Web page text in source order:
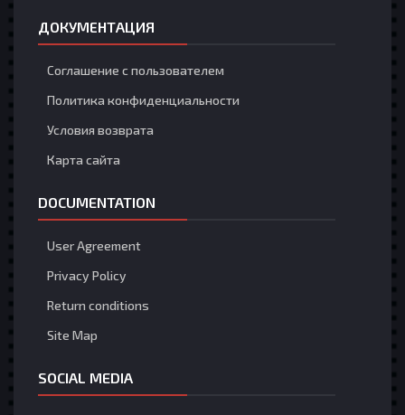
ДОКУМЕНТАЦИЯ
Соглашение с пользователем
Политика конфиденциальности
Условия возврата
Карта сайта
DOCUMENTATION
User Agreement
Privacy Policy
Return conditions
Site Map
SOCIAL MEDIA